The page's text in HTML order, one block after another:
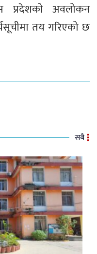
प्रदेशको अवलोकन
तय गरिएको छ
सबै